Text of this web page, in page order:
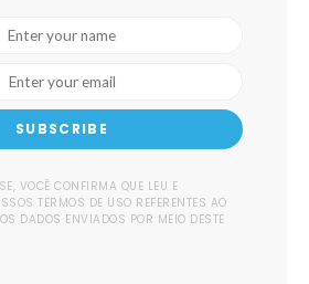
SUBSCRIBE
VOCÊ CONFIRMA QUE LEU E
TERMOS DE USO REFERENTES AO
DADOS ENVIADOS POR MEIO DESTE